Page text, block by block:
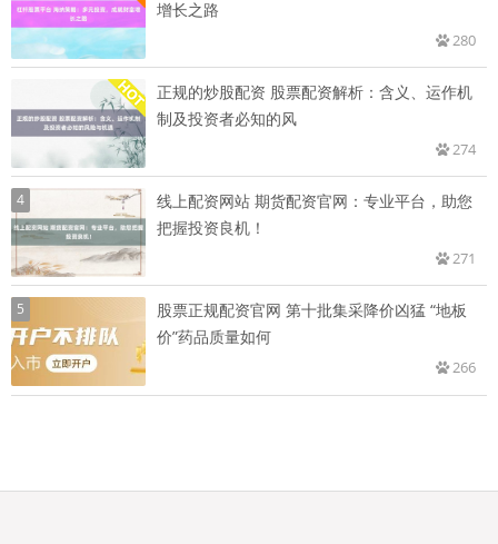
增长之路
280
正规的炒股配资 股票配资解析：含义、运作机
制及投资者必知的风
274
4
线上配资网站 期货配资官网：专业平台，助您
把握投资良机！
271
5
股票正规配资官网 第十批集采降价凶猛 “地板
价”药品质量如何
266